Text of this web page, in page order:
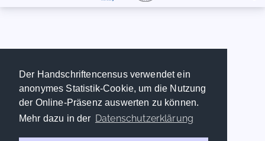
Der Handschriftencensus verwendet ein
anonymes Statistik-Cookie, um die Nutzung
der Online-Präsenz auswerten zu können.
Mehr dazu in der Datenschutzerklärung